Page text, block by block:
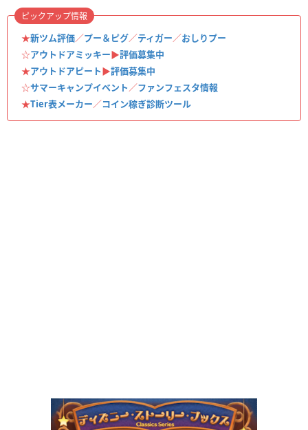
★新ツム評価／プー＆ピグ／ティガー／おしりプー
☆アウトドアミッキー▶︎評価募集中
★アウトドアピート▶︎評価募集中
☆サマーキャンプイベント／ファンフェスタ情報
★Tier表メーカー／コイン稼ぎ診断ツール
ピックアップ情報